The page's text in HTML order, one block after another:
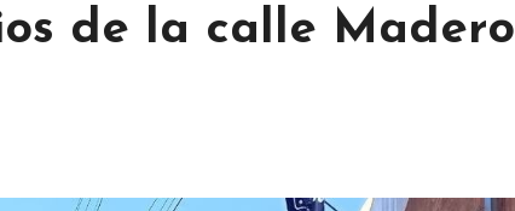
de la calle Madero